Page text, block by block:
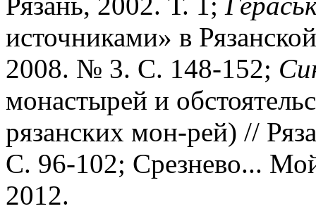
источниками» в
2008. № 3. С. 148-152;
монастырей и
рязанских мон-рей) //
С. 96-102; Срезнево...
2012.